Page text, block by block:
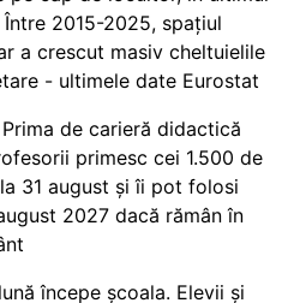
Între 2015-2025, spațiul
a crescut masiv cheltuielile
- ultimele date Eurostat
Prima de carieră didactică
primesc cei 1.500 de
31 august și îi pot folosi
2027 dacă rămân în
începe școala. Elevii și